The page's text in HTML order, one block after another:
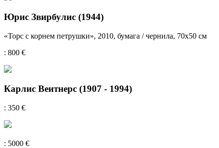
Юрис Звирбулис (1944)
«Торс с корнем петрушки», 2010, бумага / чернила, 70х50 см
: 800 €
Карлис Веитнерс (1907 - 1994)
: 350 €
: 5000 €